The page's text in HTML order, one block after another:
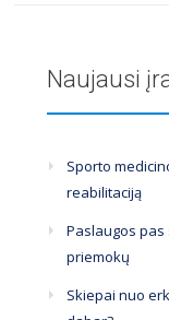
Naujausi
Sporto
reabilitaciją
Paslaugos pas
priemokų
Skiepai nuo